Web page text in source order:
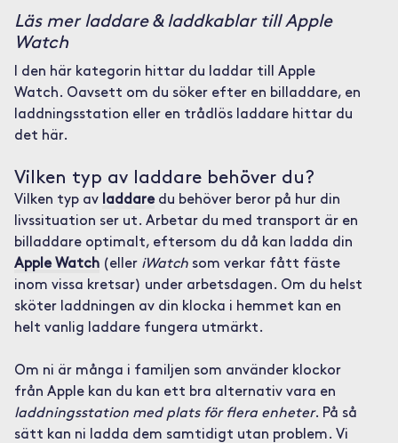
Läs mer laddare & laddkablar till Apple
Watch
I den här kategorin hittar du laddar till Apple
Watch. Oavsett om du söker efter en billaddare, en
laddningsstation eller en trådlös laddare hittar du
det här.
Vilken typ av laddare behöver du?
Vilken typ av laddaredu behöver beror på hur din
livssituation ser ut. Arbetar du med transport är en
billaddare optimalt, eftersom du då kan ladda din
Apple Watch(eller iWatchsom verkar fått fäste
inom vissa kretsar) under arbetsdagen. Om du helst
sköter laddningen av din klocka i hemmet kan en
helt vanlig laddare fungera utmärkt.
Om ni är många i familjen som använder klockor
från Apple kan du kan ett bra alternativ vara en
laddningsstation med plats för flera enheter. På så
sätt kan ni ladda dem samtidigt utan problem. Vi